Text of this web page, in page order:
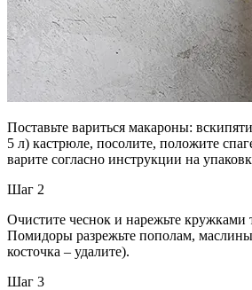
Поставьте вариться макароны:
5 л) кастрюле, посолите, положите
варите согласно инструкции на
Шаг 2
Очистите чеснок и нарежьте
Помидоры разрежьте пополам, маслины
косточка – удалите).
Шаг 3